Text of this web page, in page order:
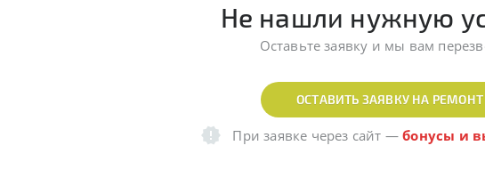
Не нашли нужную
Оставьте заявку и мы вам
ОСТАВИТЬ ЗАЯВКУ НА РЕМОНТ
При заявке через сайт —бонусы и